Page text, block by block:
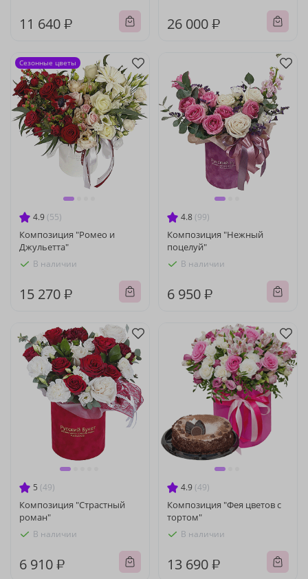
11 640 ₽ 26 000 ₽
4.9 (55)
Композиция "Ромео и
Джульетта"
В наличии
15 270 ₽
Сезонные цветы
4.8 (99)
Композиция "Нежный
поцелуй"
В наличии
6 950 ₽
5 (49)
Композиция "Страстный
роман"
В наличии
6 910 ₽
4.9 (49)
Композиция "Фея цветов с
тортом"
В наличии
13 690 ₽